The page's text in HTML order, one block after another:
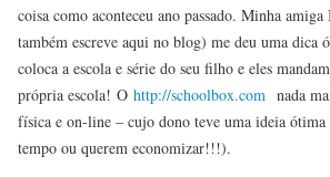
coisa como aconteceu ano passado. Minha
também escreve aqui no blog) me deu uma dica
coloca a escola e série do seu filho e eles
própria escola! O http://schoolbox.com nada
física e on-line – cujo dono teve uma ideia ótima
tempo ou querem economizar!!!).